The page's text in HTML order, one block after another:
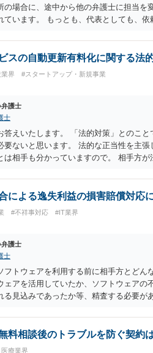
の場合に、途中から他の弁護士に担当を
ています。 もっとも、代表としても、
護士の担当案件が一般で担当を変えられ
事内容も改善されない場合には、決済権
スの自動更新有料化に関する法
界 #スタートアップ・新規事業
護士
士
答えいたします。 「法的対策」とのこ
要ないと思います。 法的な正当性を主張
は相手も分かっていますので。 相手方
までしかできないので、こちらが毅然と
思われます。 ただ、裁判を東京などの
などして対応をすれば、より裁判をして
て後は裁判するならしてくださいの対
々と対応のどれかを選択することになり
による逸失利益の損害賠償対応
#不祥事対応 #IT業界
護士
士
フトウェアを利用する前に相手方とどん
ェアを活用していたか、ソフトウェアの
る見込みであったか等、精査する必要が
料相談後のトラブルを防ぐ契約
療業界